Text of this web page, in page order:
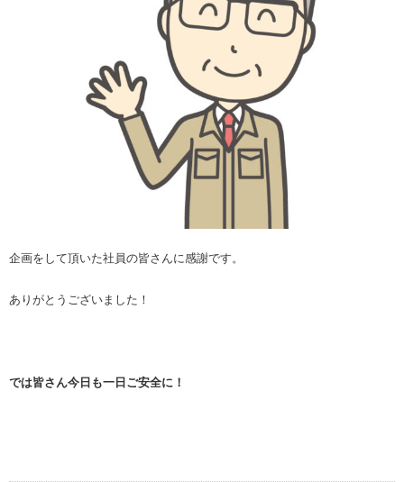
企画をして頂いた社員の皆さんに感謝です。
ありがとうございました！
では皆さん今日も一日ご安全に！